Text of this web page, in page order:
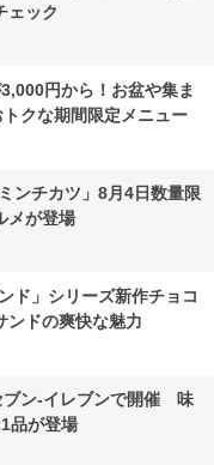
ェック
円から！お盆や集ま
クな期間限定メニュー
ンチカツ」8月4日数量限
メが登場
ド」シリーズ新作チョコ
ンドの爽快な魅力
ブン-イレブンで開催 味
品が登場